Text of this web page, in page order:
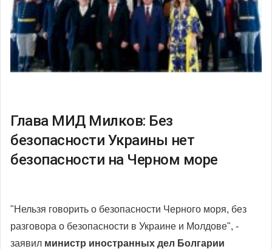
Глава МИД Милков: Без
безопасности Украины нет
безопасности на Черном море
"Нельзя говорить о безопасности Черного моря, без
разговора о безопасности в Украине и Молдове", -
заявил министр иностранных дел Болгарии